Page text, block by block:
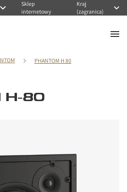
Sklep
internetowy
Kraj
(zagranica)
PHANTOM H 80
H-80